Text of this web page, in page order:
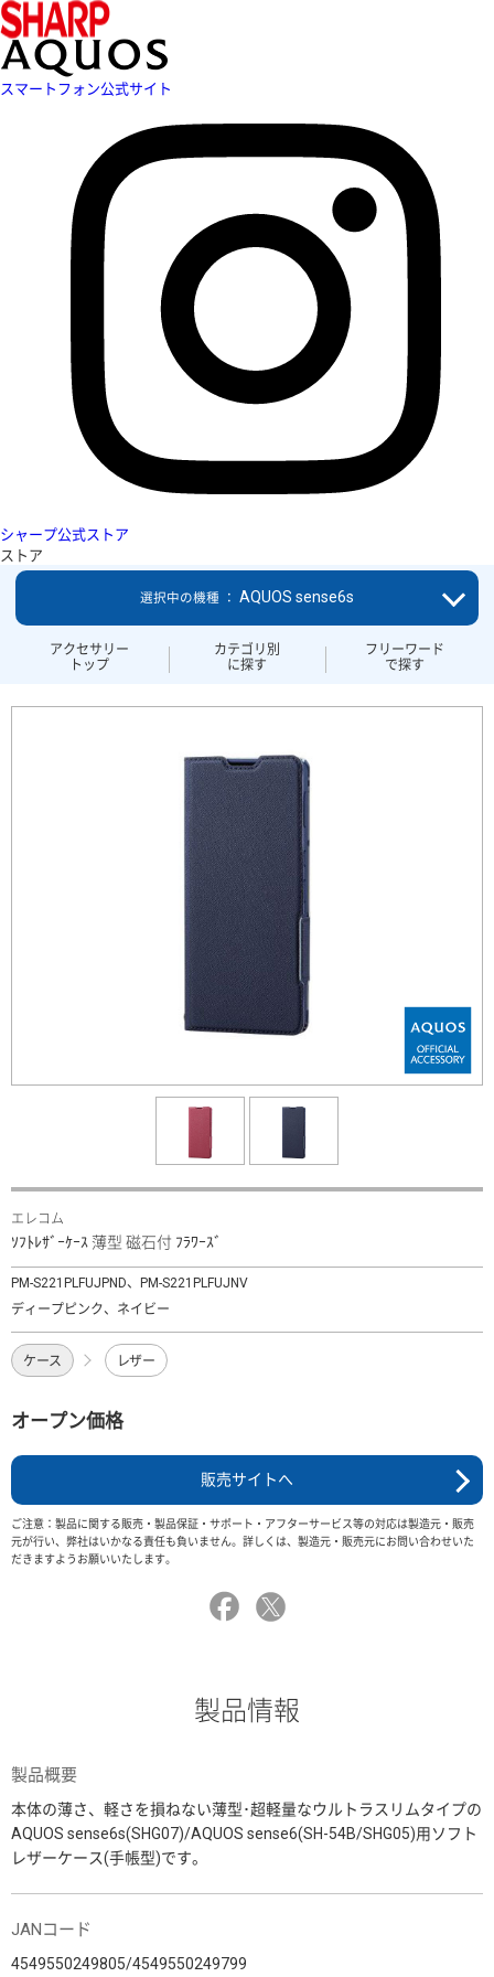
スマートフォン公式サイト
シャープ公式ストア
ストア
アクセサリー
トップ
カテゴリ別
に探す
フリーワード
で探す
選択中の機種 ： AQUOS sense6s
エレコム
ｿﾌﾄﾚｻﾞｰｹｰｽ 薄型 磁石付 ﾌﾗﾜｰｽﾞ
PM-S221PLFUJPND、PM-S221PLFUJNV
ディープピンク、ネイビー
ケース レザー
オープン価格
販売サイトへ
ご注意：製品に関する販売・製品保証・サポート・アフターサービス等の対応は製造元・販売
元が行い、弊社はいかなる責任も負いません。詳しくは、製造元・販売元にお問い合わせいた
だきますようお願いいたします。
製品情報
製品概要
本体の薄さ、軽さを損ねない薄型･超軽量なウルトラスリムタイプの
AQUOS sense6s(SHG07)/AQUOS sense6(SH-54B/SHG05)用ソフト
レザーケース(手帳型)です。
JANコード
4549550249805/4549550249799